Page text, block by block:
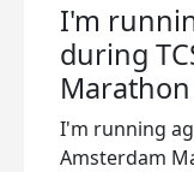
I'm
during
I'm running
Amsterdam